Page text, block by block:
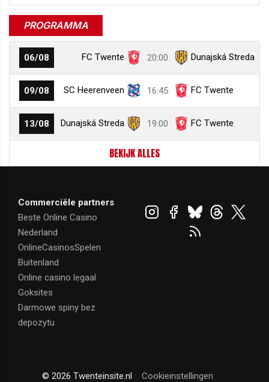
PROGRAMMA
06/08 FC Twente 20:00 Dunajská Streda
09/08 SC Heerenveen 16:45 FC Twente
13/08 Dunajská Streda 19:00 FC Twente
BEKIJK ALLES
Commerciële partners
Beste Online Casino
Nederland
OnlineCasinosSpelen
Buitenland
Online casino legaal
Goksites
Darmowe spiny bez
depozytu
© 2026 Twenteinsite.nl Cookieinstellingen